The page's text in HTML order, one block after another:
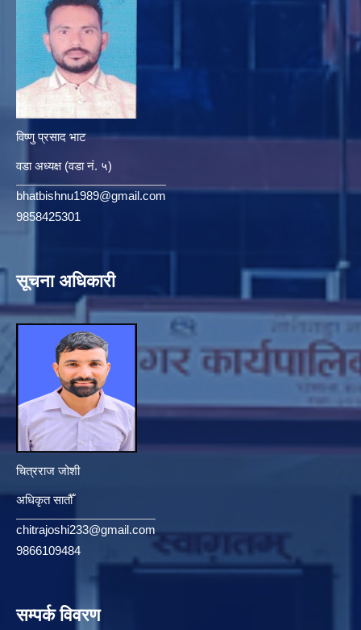
विष्णु प्रसाद भाट
वडा अध्यक्ष (वडा नं. ५)
bhatbishnu1989@gmail.com
9858425301
सूचना अधिकारी
चित्रराज जोशी
अधिकृत सातौँ
chitrajoshi233@gmail.com
9866109484
सम्पर्क विवरण